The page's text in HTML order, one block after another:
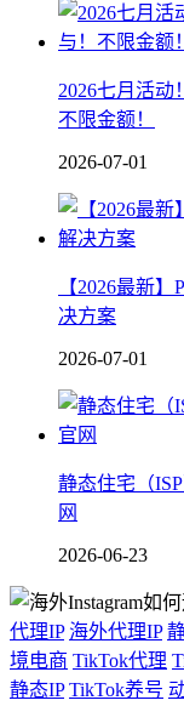
2026七月活动
不限金额！
2026-07-01
【2026最新
决方案
2026-07-01
静态住宅（
网
2026-06-23
代理IP 海外代理IP
境电商 TikTok代理
静态IP TikTok养号